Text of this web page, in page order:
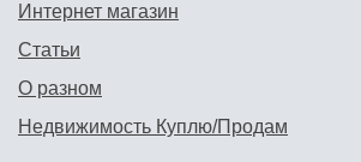
Интернет магазин
Статьи
О разном
Недвижимость Куплю/Продам